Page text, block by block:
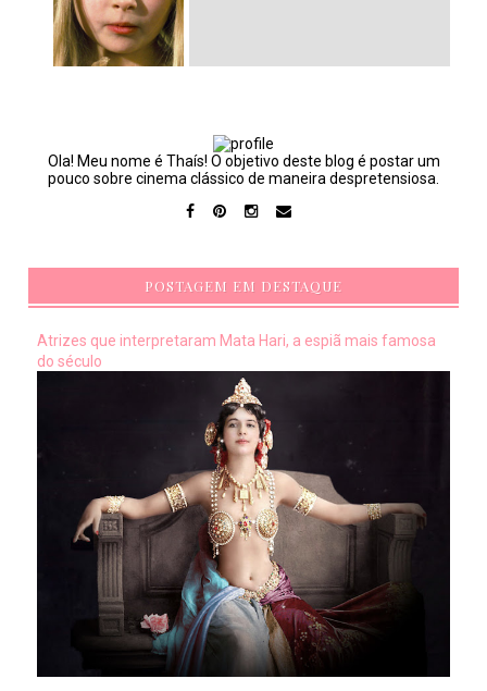
Ola! Meu nome é Thaís! O objetivo deste blog é postar um
pouco sobre cinema clássico de maneira despretensiosa.
POSTAGEM EM DESTAQUE
Atrizes que interpretaram Mata Hari, a espiã mais famosa
do século